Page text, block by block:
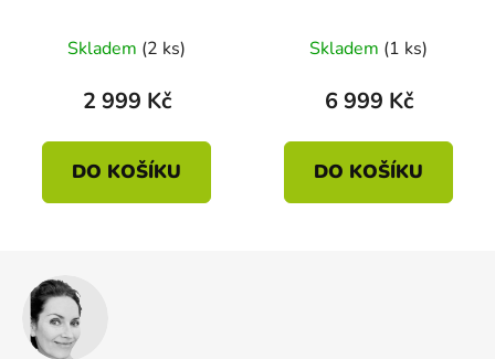
Skladem (2 ks)
2 999 Kč
DO KOŠÍKU
Skladem (1 ks)
6 999 Kč
DO KOŠÍKU